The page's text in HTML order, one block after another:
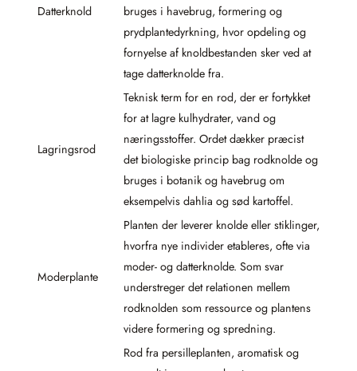
Datterknold
bruges i havebrug, formering og
prydplantedyrkning, hvor opdeling og
fornyelse af knoldbestanden sker ved at
tage datterknolde fra.
Lagringsrod
Teknisk term for en rod, der er fortykket
for at lagre kulhydrater, vand og
næringsstoffer. Ordet dækker præcist
det biologiske princip bag rodknolde og
bruges i botanik og havebrug om
eksempelvis dahlia og sød kartoffel.
Moderplante
Planten der leverer knolde eller stiklinger,
hvorfra nye individer etableres, ofte via
moder- og datterknolde. Som svar
understreger det relationen mellem
rodknolden som ressource og plantens
videre formering og spredning.
Rod fra persilleplanten, aromatisk og